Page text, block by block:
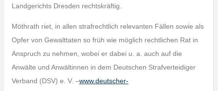
Landgerichts Dresden rechtskräftig.
Möthrath riet, in allen strafrechtlich relevanten Fällen sowie als
Opfer von Gewalttaten so früh wie möglich rechtlichen Rat in
Anspruch zu nehmen, wobei er dabei u. a. auch auf die
Anwälte und Anwältinnen in dem Deutschen Strafverteidiger
Verband (DSV) e. V. –www.deutscher-